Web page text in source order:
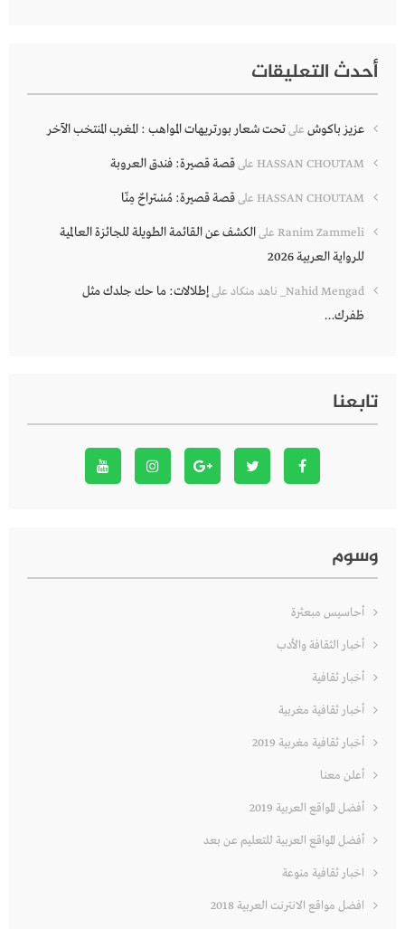
أحدث التعليقات
عزيز باكوش علىتحت شعار بورتريهات المواهب : المغرب المنتخب الآخر
HASSAN CHOUTAM علىقصة قصيرة: فندق العروبة
HASSAN CHOUTAM علىقصة قصيرة: مُسْتراحٌ مِنّا
Ranim Zammeli علىالكشف عن القائمة الطويلة للجائزة العالمية
للرواية العربية 2026
Nahid Mengad_ ناهد منكاد علىإطلالات: ما حك جلدك مثل
ظفرك…
تابعنا
وسوم
أحاسيس مبعثرة
أخبار الثقافة والأدب
أخبار ثقافية
أخبار ثقافية مغربية
أخبار ثقافية مغربية 2019
أعلن معنا
أفضل المواقع العربية 2019
أفضل المواقع العربية للتعليم عن بعد
اخبار ثقافية منوعة
افضل مواقع الانترنت العربية 2018